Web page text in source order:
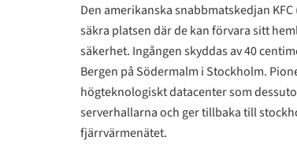
Den amerikanska snabbmatskedjan
säkra platsen där de kan förvara sitt
säkerhet. Ingången skyddas av 40
Bergen på Södermalm i Stockholm.
högteknologiskt datacenter som
serverhallarna och ger tillbaka till
fjärrvärmenätet.